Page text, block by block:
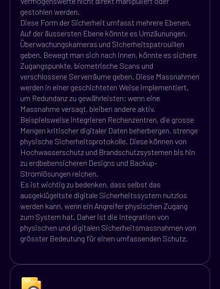
gestohlen werden.
Diese Form der Sicherheit umfasst mehrere Ebenen.
Auf der äussersten Ebene könnte es Umzäunungen,
Überwachungskameras und Sicherheitspatrouillen
geben. Bewegt man sich nach innen, könnte es sichere
Zugangspunkte, biometrische Scans und
verschlossene Serverräume geben. Diese Massnahmen
werden in einer geschichteten Weise implementiert,
um Redundanz zu gewährleisten; wenn eine
Massnahme versagt, bleiben andere aktiv.
Beispielsweise integrieren Rechenzentren, die grosse
Mengen kritischer digitaler Daten beherbergen, strenge
physische Sicherheitsprotokolle. Diese können von
Hochwasserschutz und Brandschutzsystemen bis hin
zu erdbebensicheren Designs und Backup-
Stromlösungen reichen.
Es ist wichtig zu bedenken, dass selbst das
ausgeklügeltste digitale Sicherheitssystem nutzlos
werden kann, wenn ein Angreifer physischen Zugang
zum System hat. Daher ist die Integration von
physischen und digitalen Sicherheitsmassnahmen von
grösster Bedeutung für einen umfassenden Schutz.